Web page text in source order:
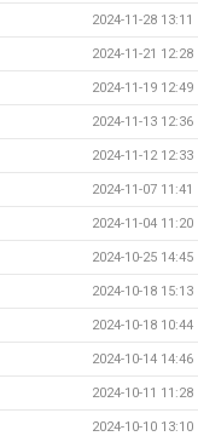
2024-11-28 13:11
2024-11-21 12:28
2024-11-19 12:49
2024-11-13 12:36
2024-11-12 12:33
2024-11-07 11:41
2024-11-04 11:20
2024-10-25 14:45
2024-10-18 15:13
2024-10-18 10:44
2024-10-14 14:46
2024-10-11 11:28
2024-10-10 13:10